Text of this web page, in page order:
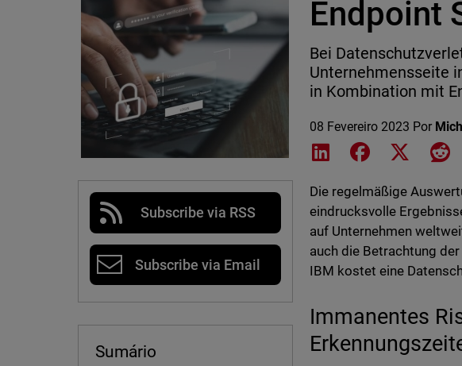
Subscribe via RSS
Subscribe via Email
Sumário
Endpoint
Bei
Unternehmensseite
in Kombination mit
08 Fevereiro 2023 Por
Share on LinkedIn
Share onShare on
Die regelmäßige
eindrucksvolle
auf Unternehmen
auch die Betrachtung
IBM kostet eine
Immanentes